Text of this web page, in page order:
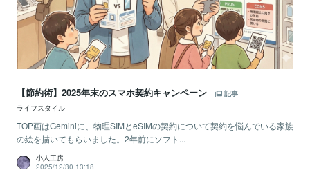
【節約術】2025年末のスマホ契約キャンペーン
記事
ライフスタイル
TOP画はGeminiに、物理SIMとeSIMの契約について契約を悩んでいる家族
の絵を描いてもらいました。2年前にソフト...
小人工房
2025/12/30 13:18